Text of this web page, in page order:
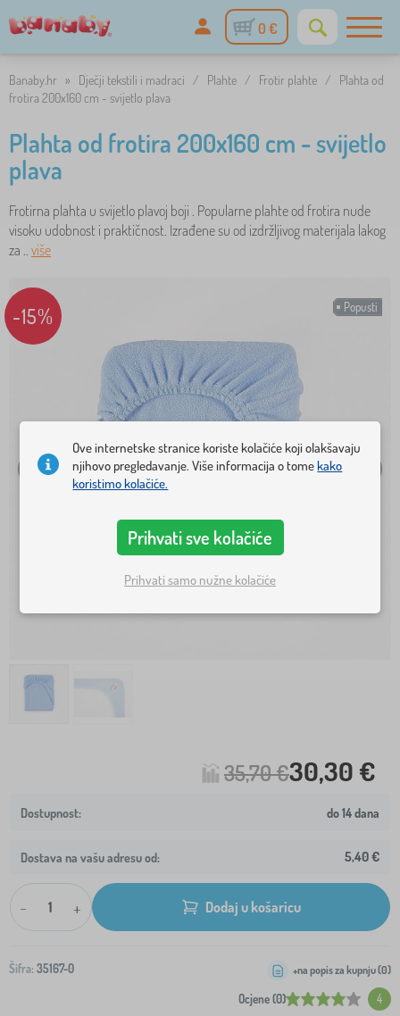
0 €
Banaby.hr » Dječji tekstili i madraci / Plahte / Frotir plahte /
Plahta od
frotira 200x160 cm - svijetlo plava
Plahta od frotira 200x160 cm - svijetlo
plava
Frotirna plahta u svijetlo plavoj boji . Popularne plahte od frotira nude
visoku udobnost i praktičnost. Izrađene su od izdržljivog materijala lakog
za .. više
Popusti
-15%
35,70 €30,30 €
do 14 dana
Dostava na vašu adresu od: 5,40 €
- + Dodaj u košaricu
Šifra: 35167-0
Ocjene (0) 4
+na popis za kupnju (0)
Ove internetske stranice koriste kolačiće koji olakšavaju
njihovo pregledavanje. Više informacija o tomekako
koristimo kolačiće.
Prihvati sve kolačiće
Prihvati samo nužne kolačiće